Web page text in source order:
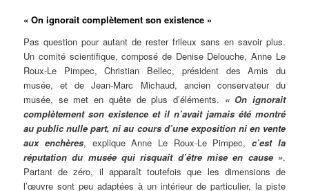
« On ignorait complètement son existence »
Pas question pour autant de rester frileux sans en savoir plus.
Un comité scientifique, composé de Denise Delouche, Anne Le
Roux-Le Pimpec, Christian Bellec, président des Amis du
musée, et de Jean-Marc Michaud, ancien conservateur du
musée, se met en quête de plus d’éléments. « On ignorait
complètement son existence et il n’avait jamais été montré
au public nulle part, ni au cours d’une exposition ni en vente
aux enchères, explique Anne Le Roux-Le Pimpec,c’est la
réputation du musée qui risquait d’être mise en cause ».
Partant de zéro, il apparaît toutefois que les dimensions de
l’œuvre sont peu adaptées à un intérieur de particulier, la piste